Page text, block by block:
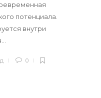
потенциала.
внутри
0